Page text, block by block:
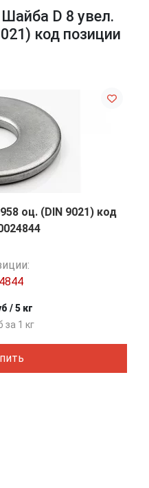
D 8 увел.
код позиции
оц. (DIN 9021) код
/ 5 кг
за 1 кг